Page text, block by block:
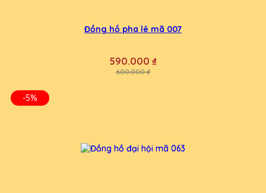
Đồng hồ pha lê mã 007
590.000 ₫
600.000 ₫
-5%